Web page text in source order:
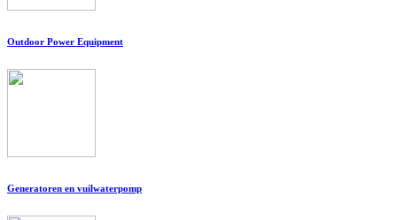
Outdoor Power Equipment
Generatoren en vuilwaterpomp